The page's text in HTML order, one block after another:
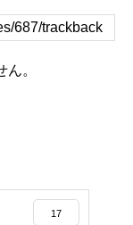
。
17